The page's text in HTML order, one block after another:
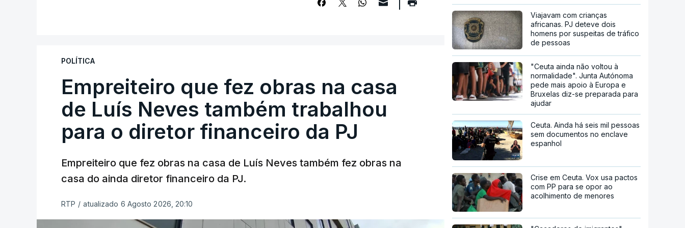
POLÍTICA
Empreiteiro que fez obras na casa
de Luís Neves também trabalhou
para o diretor financeiro da PJ
Empreiteiro que fez obras na casa de Luís Neves também fez obras na
casa do ainda diretor financeiro da PJ.
RTP / atualizado 6 Agosto 2026, 20:10
Viajavam com crianças
africanas. PJ deteve dois
homens por suspeitas de tráfico
de pessoas
"Ceuta ainda não voltou à
normalidade". Junta Autónoma
pede mais apoio à Europa e
Bruxelas diz-se preparada para
ajudar
Ceuta. Ainda há seis mil pessoas
sem documentos no enclave
espanhol
Crise em Ceuta. Vox usa pactos
com PP para se opor ao
acolhimento de menores